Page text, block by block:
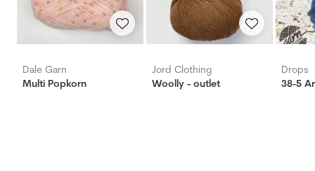
Dale Garn
Multi Popkorn
Jord Clothing
Woolly - outlet
Drops
38-5